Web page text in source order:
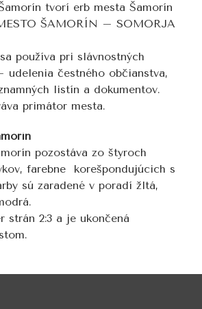
tvorí erb mesta Šamorín
ŠAMORÍN – SOMORJA
používa pri slávnostných
čestného občianstva,
listín a dokumentov.
primátor mesta.
pozostáva zo štyroch
farebne korešpondujúcich s
sú zaradené v poradí žltá,
strán 2:3 a je ukončená